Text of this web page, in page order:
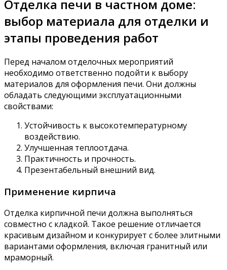
Отделка печи в частном доме:
выбор материала для отделки и
этапы проведения работ
Перед началом отделочных мероприятий
необходимо ответственно подойти к выбору
материалов для оформления печи. Они должны
обладать следующими эксплуатационными
свойствами:
Устойчивость к высокотемпературному
воздействию.
Улучшенная теплоотдача.
Практичность и прочность.
Презентабельный внешний вид.
Применение кирпича
Отделка кирпичной печи должна выполняться
совместно с кладкой. Такое решение отличается
красивым дизайном и конкурирует с более элитными
вариантами оформления, включая гранитный или
мраморный.